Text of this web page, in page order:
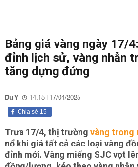
Bảng giá vàng ngày 17/
đỉnh lịch sử, vàng nhẫn
tăng dựng đứng
Du Y 14:15 | 17/04/2025
15
Chia sẻ
Trưa 17/4, thị trường vàng trong
nổ khi giá tất cả các loại vàng
đỉnh mới. Vàng miếng SJC vọt